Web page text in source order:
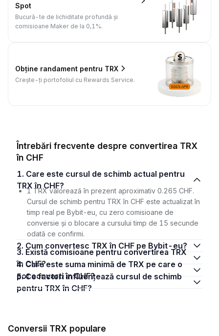
Spot
Bucură-te de lichiditate profundă și
comisioane Maker de la 0,1%.
Obține randament pentru TRX
Crește-ți portofoliul cu Rewards Service.
Întrebări frecvente despre convertirea TRX
în CHF
1. Care este cursul de schimb actual pentru
TRX în CHF?
1 TRX valorează în prezent aproximativ 0.265 CHF.
Cursul de schimb pentru TRX în CHF este actualizat în
timp real pe Bybit-eu, cu zero comisioane de
conversie și o blocare a cursului timp de 15 secunde
odată ce confirmi.
2. Cum convertesc TRX în CHF pe Bybit-eu?
3. Există comisioane pentru convertirea TRX
în CHF?
4. Care este suma minimă de TRX pe care o
pot converti în CHF?
5. Ce factori influențează cursul de schimb
pentru TRX în CHF?
Conversii TRX populare